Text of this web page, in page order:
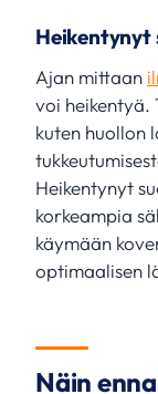
Heikentynyt
Ajan mittaan
voi heikentyä.
kuten huollon
Heikentynyt
korkeampia
käymään
optimaalisen
Näin